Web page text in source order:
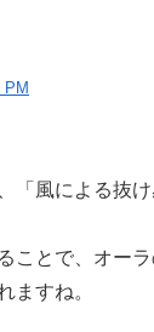
PM
「風による抜
ことで、オー
ますね。